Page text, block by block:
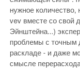
нужное
vev вместе со свой
Эйнштейна...)
проблемы с точным
раскладе - и даже
смысле